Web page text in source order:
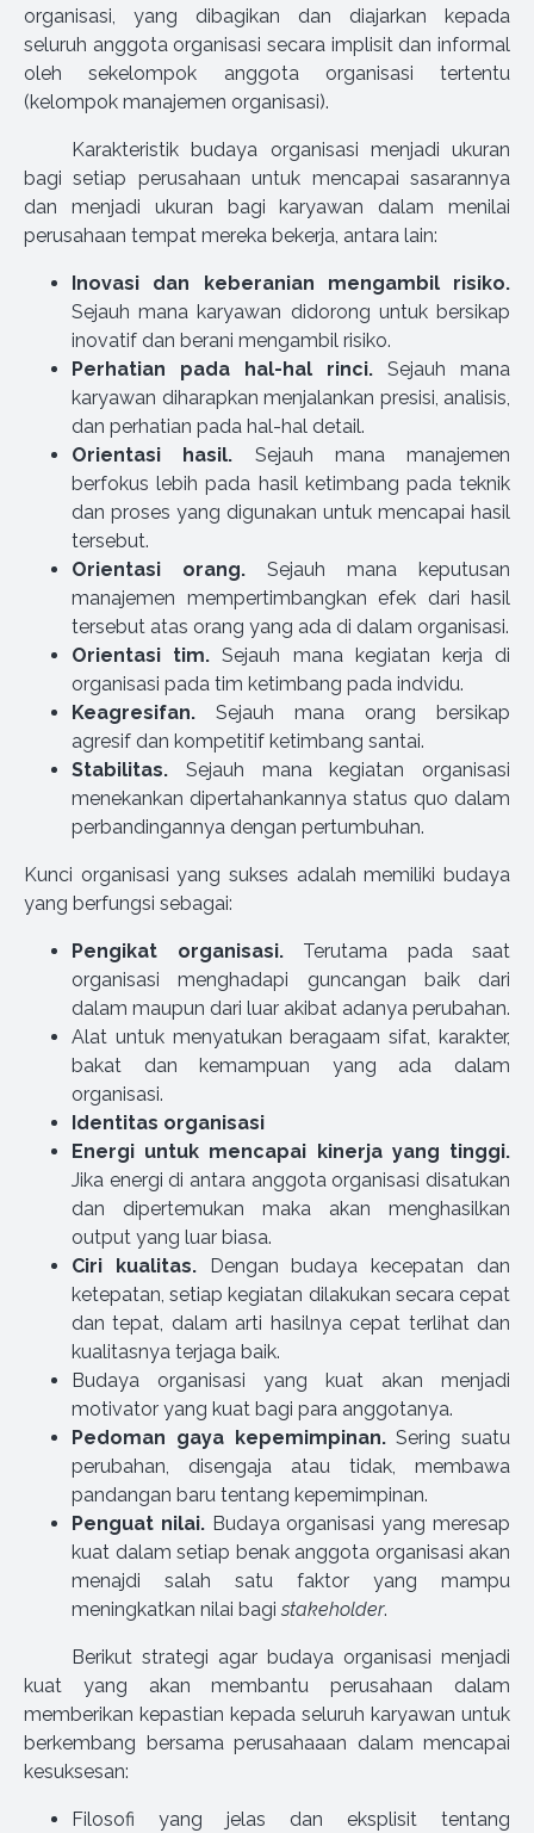
organisasi, yang dibagikan dan diajarkan kepada
seluruh anggota organisasi secara implisit dan informal
oleh sekelompok anggota organisasi tertentu
(kelompok manajemen organisasi).
Karakteristik budaya organisasi menjadi ukuran
bagi setiap perusahaan untuk mencapai sasarannya
dan menjadi ukuran bagi karyawan dalam menilai
perusahaan tempat mereka bekerja, antara lain:
Inovasi dan keberanian mengambil risiko.
Sejauh mana karyawan didorong untuk bersikap
inovatif dan berani mengambil risiko.
Perhatian pada hal-hal rinci. Sejauh mana
karyawan diharapkan menjalankan presisi, analisis,
dan perhatian pada hal-hal detail.
Orientasi hasil. Sejauh mana manajemen
berfokus lebih pada hasil ketimbang pada teknik
dan proses yang digunakan untuk mencapai hasil
tersebut.
Orientasi orang. Sejauh mana keputusan
manajemen mempertimbangkan efek dari hasil
tersebut atas orang yang ada di dalam organisasi.
Orientasi tim. Sejauh mana kegiatan kerja di
organisasi pada tim ketimbang pada indvidu.
Keagresifan. Sejauh mana orang bersikap
agresif dan kompetitif ketimbang santai.
Stabilitas. Sejauh mana kegiatan organisasi
menekankan dipertahankannya status quo dalam
perbandingannya dengan pertumbuhan.
Kunci organisasi yang sukses adalah memiliki budaya
yang berfungsi sebagai:
Pengikat organisasi.Terutama pada saat
organisasi menghadapi guncangan baik dari
dalam maupun dari luar akibat adanya perubahan.
Alat untuk menyatukan beragaam sifat, karakter,
bakat dan kemampuan yang ada dalam
organisasi.
Identitas organisasi
Energi untuk mencapai kinerja yang tinggi.
Jika energi di antara anggota organisasi disatukan
dan dipertemukan maka akan menghasilkan
output yang luar biasa.
Ciri kualitas.Dengan budaya kecepatan dan
ketepatan, setiap kegiatan dilakukan secara cepat
dan tepat, dalam arti hasilnya cepat terlihat dan
kualitasnya terjaga baik.
Budaya organisasi yang kuat akan menjadi
motivator yang kuat bagi para anggotanya.
Pedoman gaya kepemimpinan.Sering suatu
perubahan, disengaja atau tidak, membawa
pandangan baru tentang kepemimpinan.
Penguat nilai.Budaya organisasi yang meresap
kuat dalam setiap benak anggota organisasi akan
menajdi salah satu faktor yang mampu
meningkatkan nilai bagi stakeholder.
Berikut strategi agar budaya organisasi menjadi
kuat yang akan membantu perusahaan dalam
memberikan kepastian kepada seluruh karyawan untuk
berkembang bersama perusahaaan dalam mencapai
kesuksesan:
Filosofi yang jelas dan eksplisit tentang